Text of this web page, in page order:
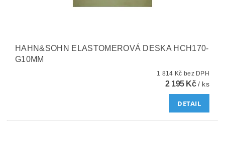
HAHN&SOHN ELASTOMEROVÁ DESKA HCH170-
G10MM
1 814 Kč bez DPH
2 195 Kč/ ks
DETAIL